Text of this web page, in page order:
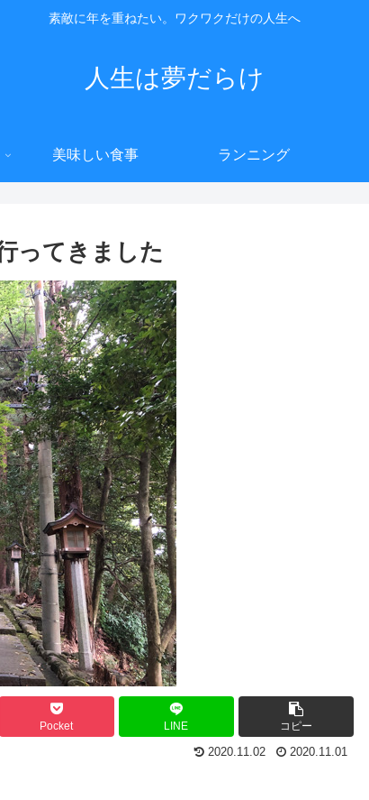
素敵に年を重ねたい。ワクワクだけの人生へ
人生は夢だらけ
美味しい食事 ランニング
ってきました
Pocket LINE コピー
2020.11.02 2020.11.01